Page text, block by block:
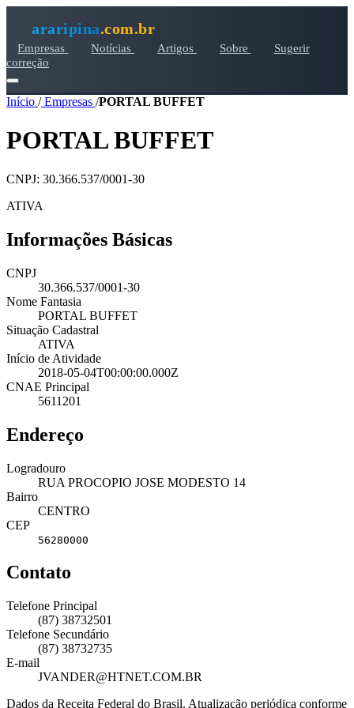
araripina.com.br
Empresas Notícias Artigos Sobre
Sugerir
correção
Início /Empresas /PORTAL BUFFET
PORTAL BUFFET
CNPJ: 30.366.537/0001-30
ATIVA
Informações Básicas
CNPJ
30.366.537/0001-30
Nome Fantasia
PORTAL BUFFET
Situação Cadastral
ATIVA
Início de Atividade
2018-05-04T00:00:00.000Z
CNAE Principal
5611201
Endereço
Logradouro
RUA PROCOPIO JOSE MODESTO 14
Bairro
CENTRO
CEP
56280000
Contato
Telefone Principal
(87) 38732501
Telefone Secundário
(87) 38732735
E-mail
JVANDER@HTNET.COM.BR
Dados da Receita Federal do Brasil. Atualização periódica conforme